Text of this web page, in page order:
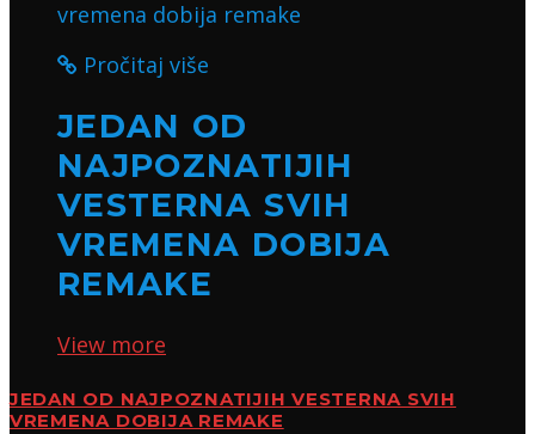
Pročitaj više
JEDAN OD
NAJPOZNATIJIH
VESTERNA SVIH
VREMENA DOBIJA
REMAKE
View more
JEDAN OD NAJPOZNATIJIH VESTERNA SVIH
VREMENA DOBIJA REMAKE